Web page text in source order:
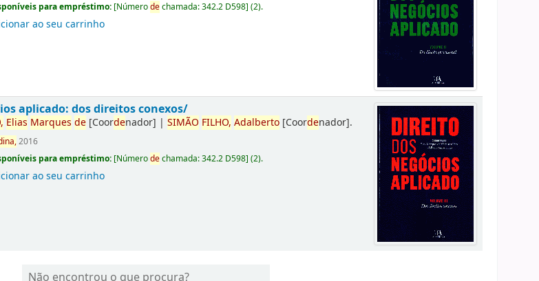
para empréstimo: [Númerodechamada:342.2 D598](2).
ao seu carrinho
aplicado: dos direitos conexos/
Elias Marques de [Coordenador] |SIMÃO FILHO, Adalberto [Coordenador].
2016
para empréstimo: [Númerodechamada:342.2 D598](2).
ao seu carrinho